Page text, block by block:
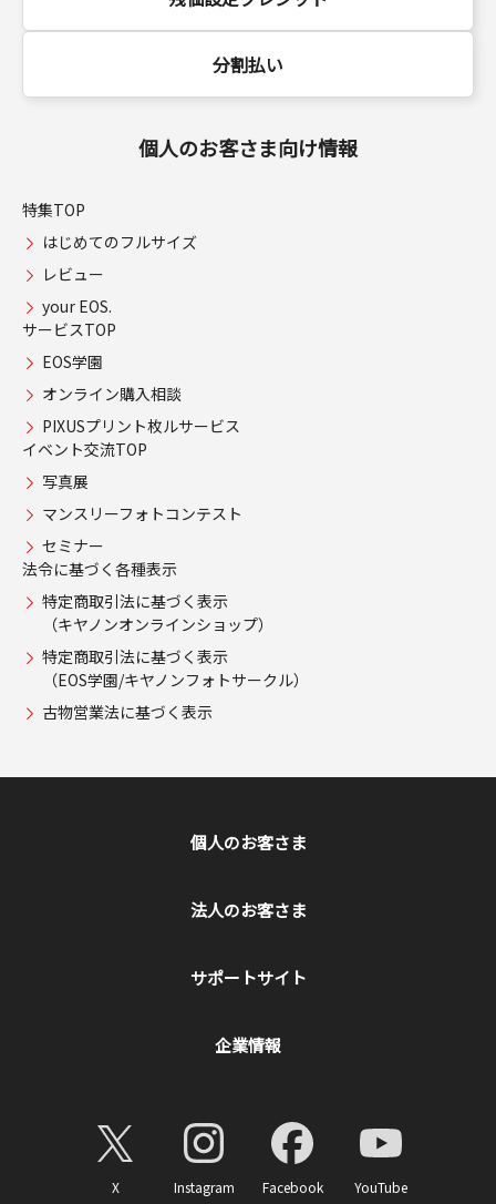
分割払い
個人のお客さま向け情報
特集TOP
はじめてのフルサイズ
レビュー
your EOS.
サービスTOP
EOS学園
オンライン購入相談
PIXUSプリント枚ルサービス
イベント交流TOP
写真展
マンスリーフォトコンテスト
セミナー
法令に基づく各種表示
特定商取引法に基づく表示
（キヤノンオンラインショップ）
特定商取引法に基づく表示
（EOS学園/キヤノンフォトサークル）
古物営業法に基づく表示
個人のお客さま
法人のお客さま
サポートサイト
企業情報
X Instagram Facebook YouTube